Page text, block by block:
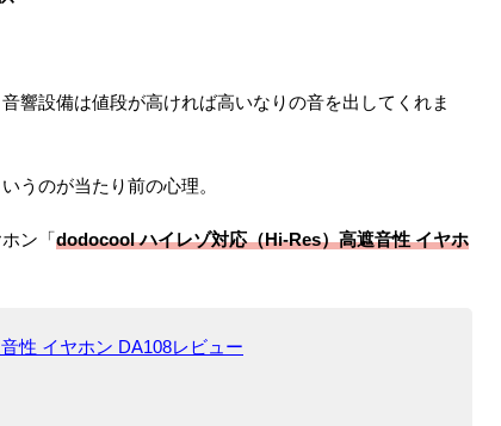
響設備は値段が高ければ高いなりの音を出してくれま
うのが当たり前の心理。
ン「dodocool ハイレゾ対応（Hi-Res）高遮音性 イヤホ
性 イヤホン DA108レビュー